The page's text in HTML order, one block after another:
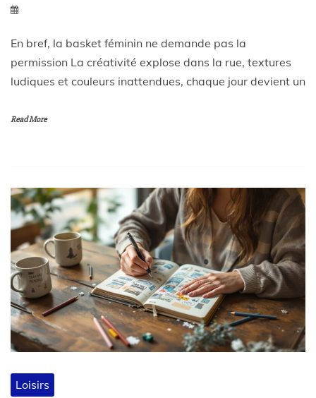
En bref, la basket féminin ne demande pas la
permission La créativité explose dans la rue, textures
ludiques et couleurs inattendues, chaque jour devient un
Read More
Loisirs